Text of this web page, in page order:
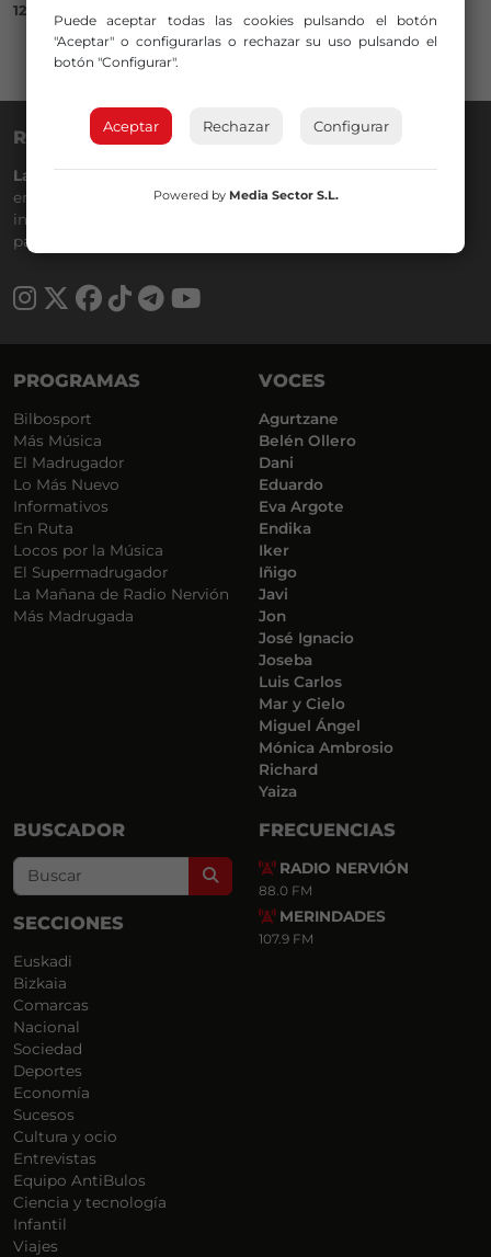
12/03/2025
RADIO NERVIÓN
La Gran Familiadesde hace40 añosen la88.0de tu dial. La
emisora de Bilbao para todos los públicos, con Más Música,
información a menos cinco, deportes, tráfico y la
participación de los oyentes.
PROGRAMAS
Bilbosport
Más Música
El Madrugador
Lo Más Nuevo
Informativos
En Ruta
Locos por la Música
El Supermadrugador
La Mañana de Radio Nervión
Más Madrugada
VOCES
Agurtzane
Belén Ollero
Dani
Eduardo
Eva Argote
Endika
Iker
Iñigo
Javi
Jon
José Ignacio
Joseba
Luis Carlos
Mar y Cielo
Miguel Ángel
Mónica Ambrosio
Richard
Yaiza
BUSCADOR
Search
SECCIONES
Euskadi
Bizkaia
Comarcas
Nacional
Sociedad
Deportes
Economía
Sucesos
Cultura y ocio
Entrevistas
Equipo AntiBulos
Ciencia y tecnología
Infantil
Viajes
FRECUENCIAS
RADIO NERVIÓN
88.0 FM
MERINDADES
107.9 FM
Puede aceptar todas las cookies pulsando el botón
"Aceptar" o configurarlas o rechazar su uso pulsando el
botón "Configurar".
Aceptar Rechazar Configurar
Powered by Media Sector S.L.